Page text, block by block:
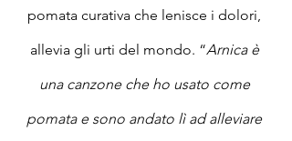
pomata curativa che lenisce i dolori,
allevia gli urti del mondo. “Arnica è
una canzone che ho usato come
pomata e sono andato lì ad alleviare